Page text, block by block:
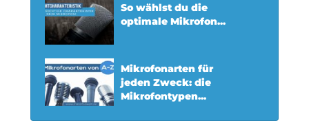
So wählst du die
optimale Mikrofon...
Mikrofonarten für
jeden Zweck: die
Mikrofontypen...